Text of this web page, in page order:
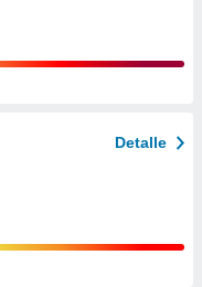
Detalle